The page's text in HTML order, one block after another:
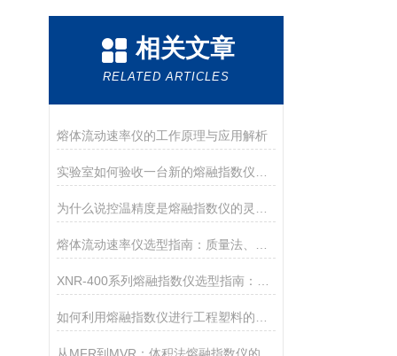
相关文章
RELATED ARTICLES
熔体流动速率仪的工作原理与应用解析